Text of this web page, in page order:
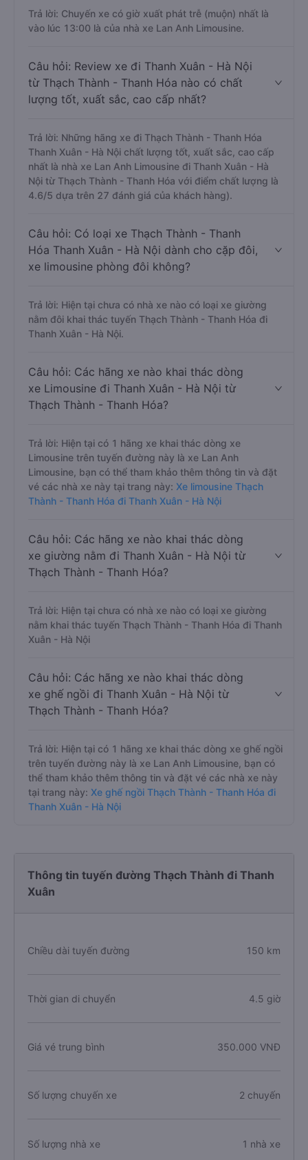
Thạch Thành - Thanh Hóa nào khởi hành trễ
nhất?
Trả lời: Chuyến xe có giờ xuất phát trễ (muộn) nhất là
vào lúc 13:00 là của nhà xe Lan Anh Limousine.
từ Thạch Thành - Thanh Hóa nào có chất
lượng tốt, xuất sắc, cao cấp nhất?
Trả lời: Những hãng xe đi Thạch Thành - Thanh Hóa
Thanh Xuân - Hà Nội chất lượng tốt, xuất sắc, cao cấp
Nội từ Thạch Thành - Thanh Hóa với điểm chất lượng là
4.6/5 dựa trên 27 đánh giá của khách hàng).
Hóa Thanh Xuân - Hà Nội dành cho cặp đôi,
xe limousine phòng đôi không?
nằm đôi khai thác tuyến Thạch Thành - Thanh Hóa đi
Thanh Xuân - Hà Nội.
xe Limousine đi Thanh Xuân - Hà Nội từ
Thạch Thành - Thanh Hóa?
Trả lời: Hiện tại có 1 hãng xe khai thác dòng xe
Limousine trên tuyến đường này là xe Lan Anh
vé các nhà xe này tại trang này:Xe limousine Thạch
Thành - Thanh Hóa đi Thanh Xuân - Hà Nội
xe giường nằm đi Thanh Xuân - Hà Nội từ
Thạch Thành - Thanh Hóa?
nằm khai thác tuyến Thạch Thành - Thanh Hóa đi Thanh
Xuân - Hà Nội
xe ghế ngồi đi Thanh Xuân - Hà Nội từ
Thạch Thành - Thanh Hóa?
Trả lời: Hiện tại có 1 hãng xe khai thác dòng xe ghế ngồi
trên tuyến đường này là xe Lan Anh Limousine, bạn có
Chiều dài tuyến đường 150 km
Thời gian di chuyển 4.5 giờ
Giá vé trung bình 350.000 VNĐ
Số lượng chuyến xe 2 chuyến